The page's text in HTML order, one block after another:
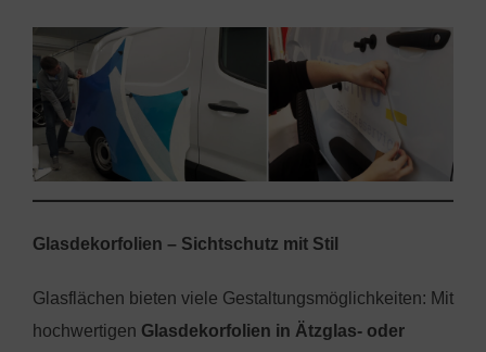
Glasdekorfolien – Sichtschutz mit Stil
Glasflächen bieten viele Gestaltungsmöglichkeiten: Mit
hochwertigen Glasdekorfolien in Ätzglas- oder